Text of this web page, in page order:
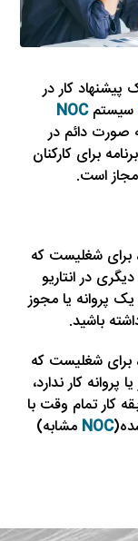
پیشنهاد کار در
سیستمNOC
صورت دائم در
برای کارکنان
است.
برای شغلیست که
در انتاریو
پروانه یا مجوز
باشید.
برای شغلیست که
پروانه کار ندارد،
کار تمام وقت با
NOC مشابه)